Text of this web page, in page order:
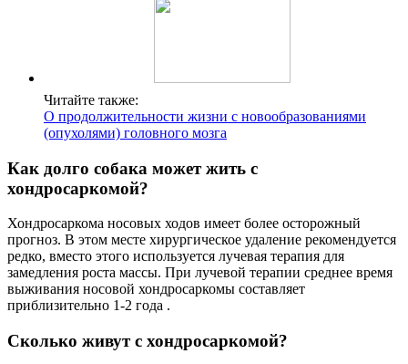
Читайте также:
О продолжительности жизни с новообразованиями
(опухолями) головного мозга
Как долго собака может жить с
хондросаркомой?
Хондросаркома носовых ходов имеет более осторожный
прогноз. В этом месте хирургическое удаление рекомендуется
редко, вместо этого используется лучевая терапия для
замедления роста массы. При лучевой терапии среднее время
выживания носовой хондросаркомы составляет
приблизительно 1-2 года .
Сколько живут с хондросаркомой?